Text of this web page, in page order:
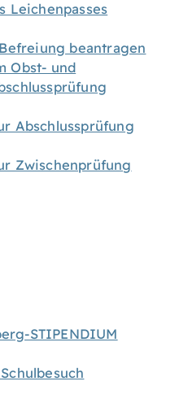
Leichenpasses
beantragen
Obst- und
Abschlussprüfung
Zwischenprüfung
STIPENDIUM